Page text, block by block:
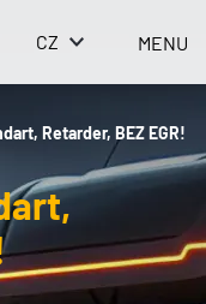
MENU
CZ
Retarder, BEZ EGR!